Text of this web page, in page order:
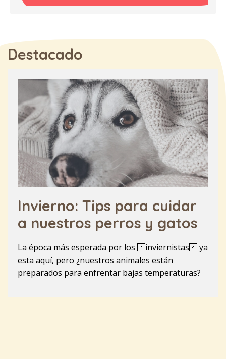
Destacado
Invierno: Tips para cuidar
a nuestros perros y gatos
La época más esperada por los inviernistas ya
esta aquí, pero ¿nuestros animales están
preparados para enfrentar bajas temperaturas?